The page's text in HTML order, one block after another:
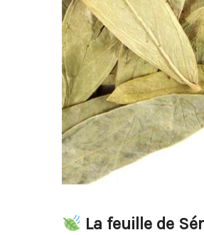
La feuille de